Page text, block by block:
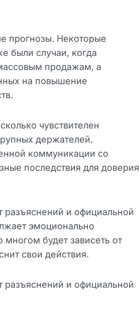
прогнозы. Некоторые
были случаи, когда
продажам, а
на повышение
чувствителен
держателей.
коммуникации со
последствия для доверия
и официальной
эмоционально
многом будет зависеть от
свои действия.
и официальной